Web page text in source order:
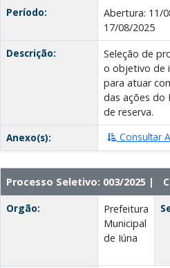
Período:
Abertura: 11/
17/08/2025
Descrição:
Seleção de
o objetivo de
para atuar
das ações do
de reserva.
Anexo(s):
Consultar
Processo Seletivo: 003/2025 |
Orgão:
Prefeitura
Municipal
de Iúna